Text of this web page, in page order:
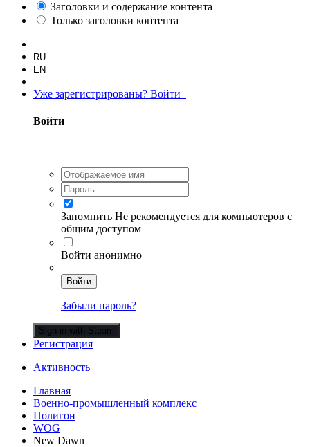
Заголовки и содержание контента
Только заголовки контента
RU
EN
Уже зарегистрированы? Войти
Войти
Запомнить Не рекомендуется для компьютеров с
общим доступом
Войти анонимно
Войти
Забыли пароль?
Sign in with Steam
Регистрация
Активность
Главная
Военно-промышленный комплекс
Полигон
WOG
New Dawn